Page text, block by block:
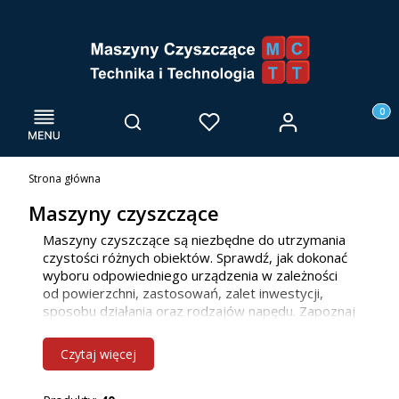
Menu Otwórz wyszukiwarkę
Szukaj Ulubione Zaloguj się
Strona główna
Maszyny czyszczące
Maszyny czyszczące są niezbędne do utrzymania
czystości różnych obiektów. Sprawdź, jak dokonać
wyboru odpowiedniego urządzenia w zależności
od powierzchni, zastosowań, zalet inwestycji,
sposobu działania oraz rodzajów napędu. Zapoznaj
teraz! Jako firma głównie działamy we Wrocławiu i
innych miejscowościach w woj. dolnośląskim, ale
Czytaj więcej